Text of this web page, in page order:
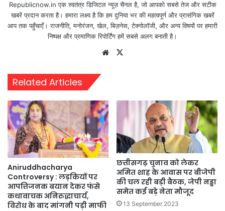
Republicnow.in एक स्वतंत्र डिजिटल न्यूज़ चैनल है, जो आपको सबसे तेज और सटीक
खबरें प्रदान करता है। हमारा लक्ष्य है कि हम दुनिया भर की महत्वपूर्ण और प्रासंगिक खबरें
आप तक पहुँचाएँ। राजनीति, मनोरंजन, खेल, बिज़नेस, टेक्नोलॉजी, और अन्य विषयों पर हमारी
निष्पक्ष और प्रमाणिक रिपोर्टिंग हमें सबसे अलग बनाती है।
Website
Related Articles
Aniruddhacharya
Controversy : लड़कियों पर
आपत्तिजनक बयान देकर फंसे
कथावाचक अनिरुद्धाचार्य,
विरोध के बाद मांगनी पड़ी माफी
छत्तीसगढ़ चुनाव को लेकर
अमित शाह के आवास पर बीजेपी
की चल रही बड़ी बैठक, जेपी नड्डा
समेत कई बड़े नेता मौजूद
13 September 2023